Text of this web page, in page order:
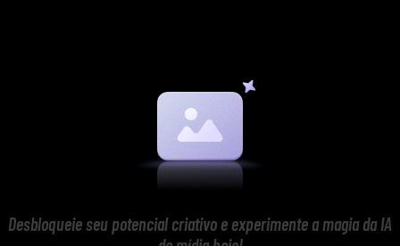
Desbloqueie seu potencial criativo e experimente a magia da IA